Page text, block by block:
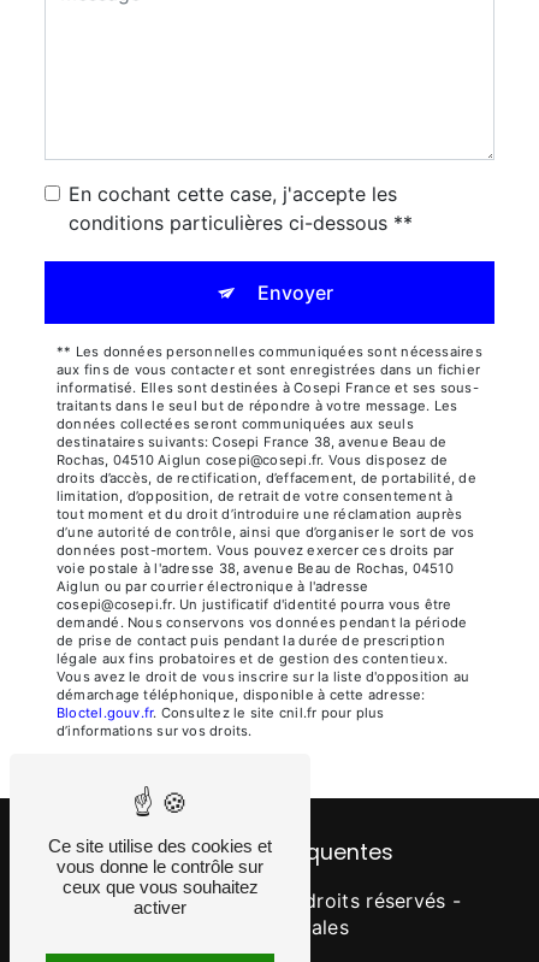
En cochant cette case, j'accepte les
conditions particulières ci-dessous **
Envoyer
** Les données personnelles communiquées sont nécessaires
aux fins de vous contacter et sont enregistrées dans un fichier
informatisé. Elles sont destinées à Cosepi France et ses sous-
traitants dans le seul but de répondre à votre message. Les
données collectées seront communiquées aux seuls
destinataires suivants: Cosepi France 38, avenue Beau de
Rochas, 04510 Aiglun cosepi@cosepi.fr. Vous disposez de
droits d’accès, de rectification, d’effacement, de portabilité, de
limitation, d’opposition, de retrait de votre consentement à
tout moment et du droit d’introduire une réclamation auprès
d’une autorité de contrôle, ainsi que d’organiser le sort de vos
données post-mortem. Vous pouvez exercer ces droits par
voie postale à l'adresse 38, avenue Beau de Rochas, 04510
Aiglun ou par courrier électronique à l'adresse
cosepi@cosepi.fr. Un justificatif d'identité pourra vous être
demandé. Nous conservons vos données pendant la période
de prise de contact puis pendant la durée de prescription
légale aux fins probatoires et de gestion des contentieux.
Vous avez le droit de vous inscrire sur la liste d'opposition au
démarchage téléphonique, disponible à cette adresse:
Bloctel.gouv.fr. Consultez le site cnil.fr pour plus
d’informations sur vos droits.
Recherches fréquentes
©Vistalid- 2026 - Tous droits réservés -
Mentions légales
Ce site utilise des cookies et
vous donne le contrôle sur
ceux que vous souhaitez
activer